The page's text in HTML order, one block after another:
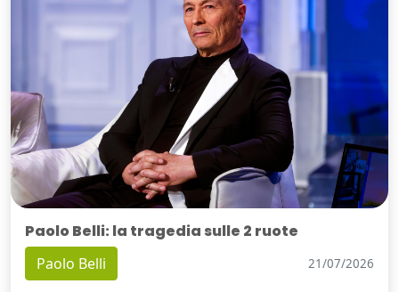
Paolo Belli: la tragedia sulle 2 ruote
Paolo Belli 21/07/2026